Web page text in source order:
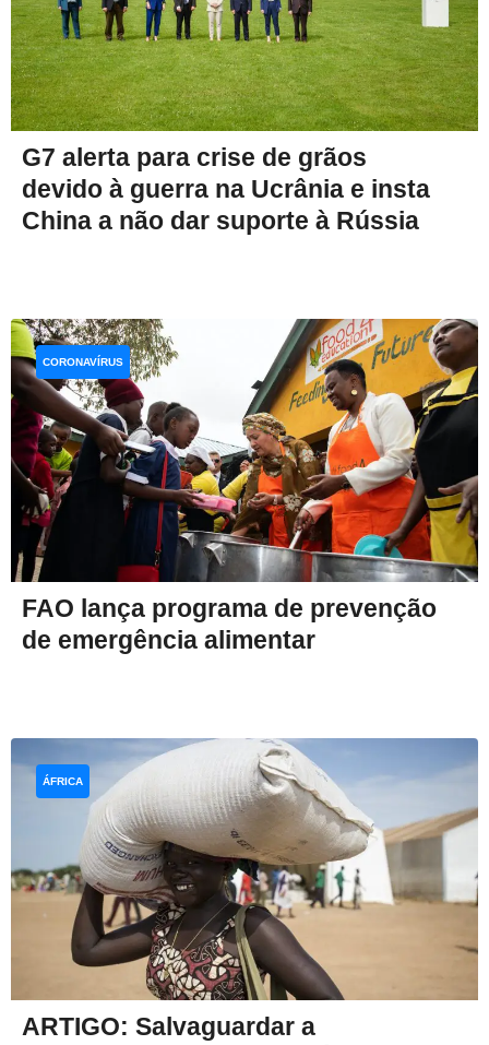
G7 alerta para crise de grãos
devido à guerra na Ucrânia e insta
China a não dar suporte à Rússia
FAO lança programa de prevenção
de emergência alimentar
CORONAVÍRUS
ARTIGO: Salvaguardar a
ÁFRICA